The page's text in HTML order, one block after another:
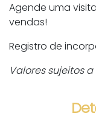
Agende uma
vendas!
Registro de
Valores sujeitos